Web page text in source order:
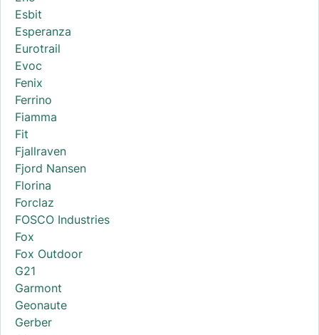
Esbit
Esperanza
Eurotrail
Evoc
Fenix
Ferrino
Fiamma
Fit
Fjallraven
Fjord Nansen
Florina
Forclaz
FOSCO Industries
Fox
Fox Outdoor
G21
Garmont
Geonaute
Gerber